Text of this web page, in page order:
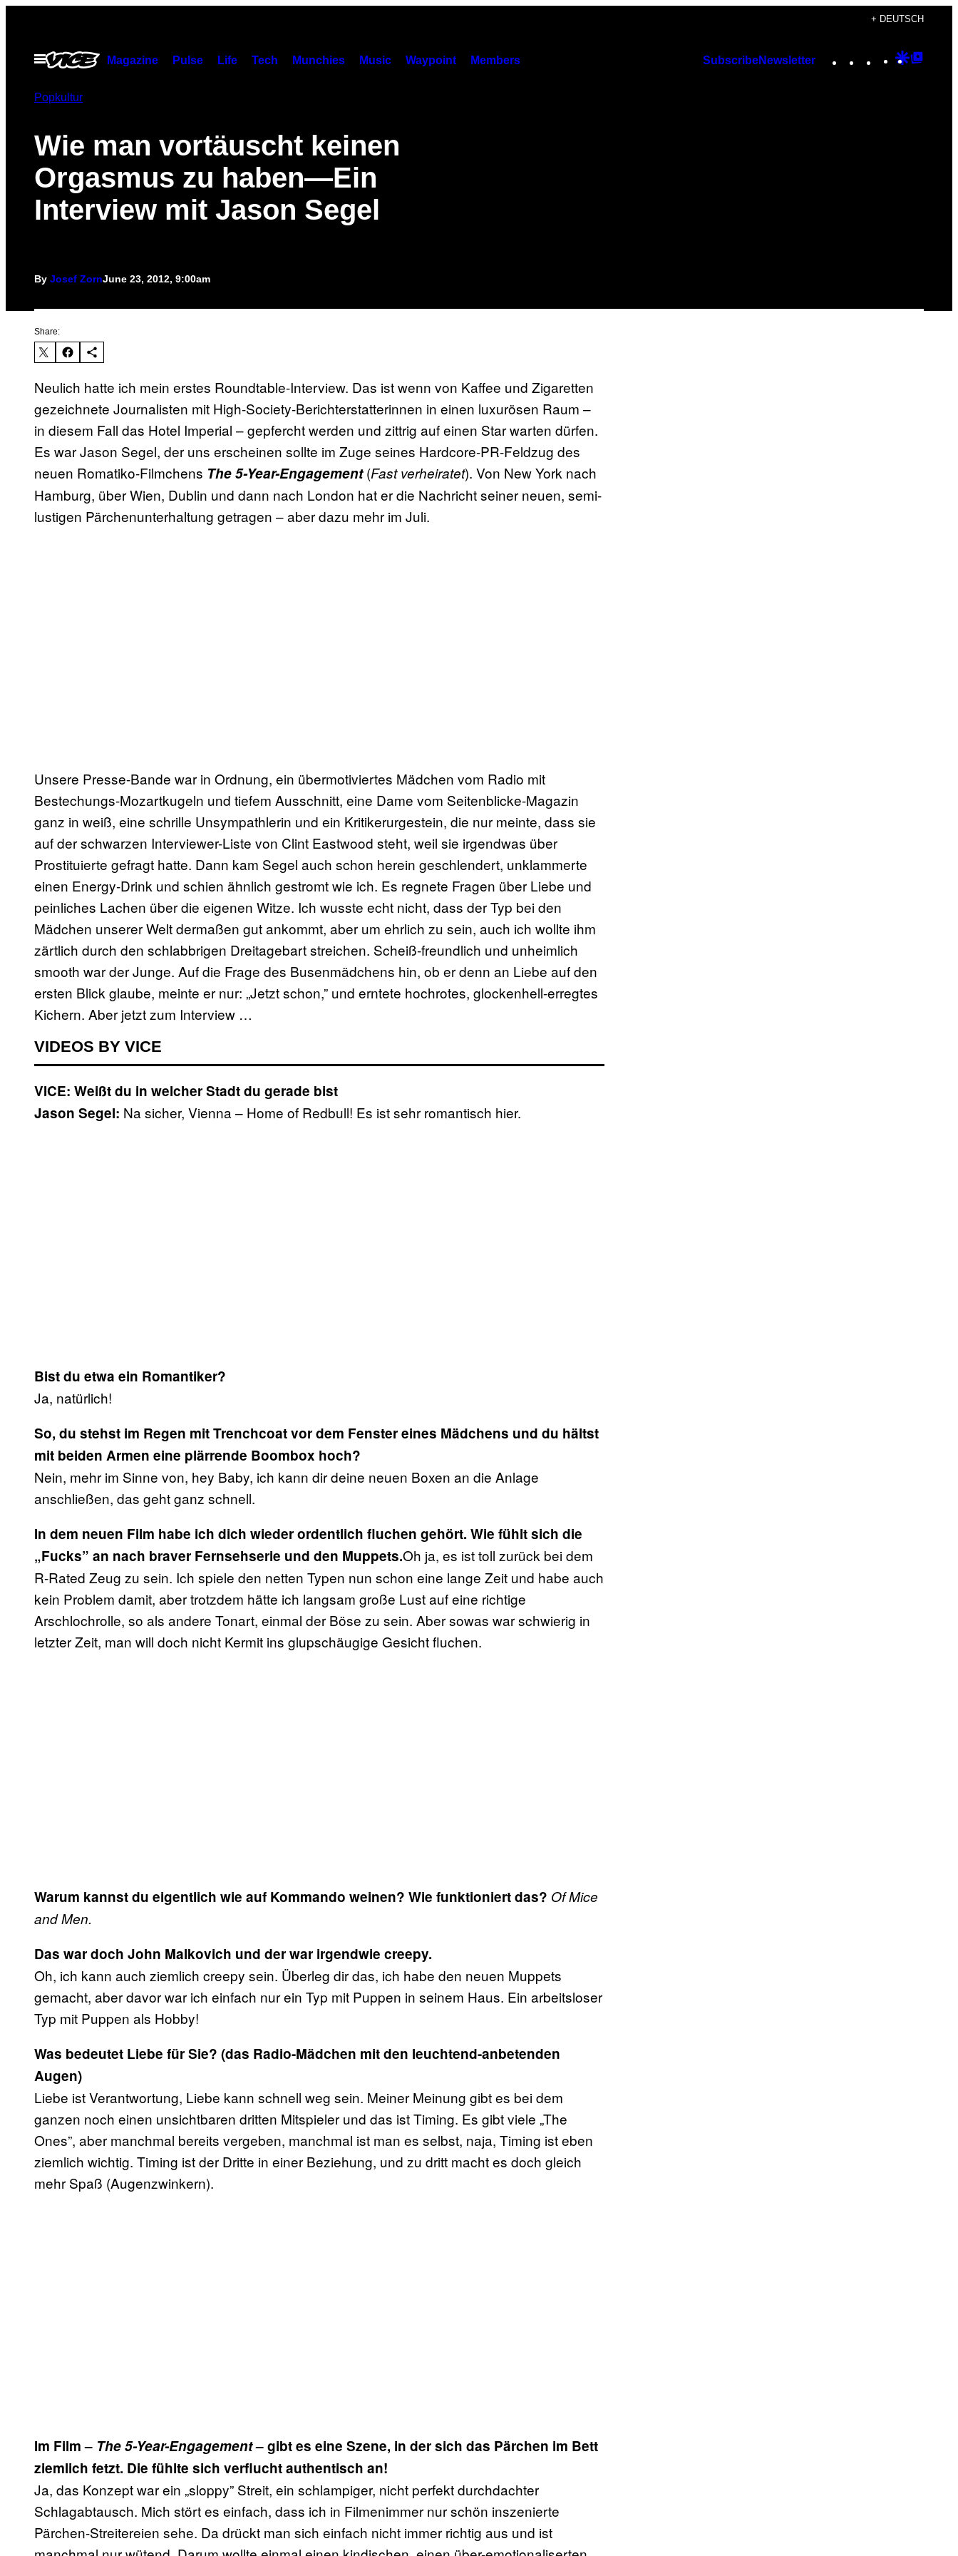
content
+ DEUTSCH
Open
Menu
Magazine Pulse Life Tech Munchies Music Waypoint Members SubscribeNewsletter Instagram
TikTok
YouTube
Google
Popkultur
Wie man vortäuscht keinen
Orgasmus zu haben—Ein
Interview mit Jason Segel
By Josef ZornJune 23, 2012, 9:00am
Share:
Neulich hatte ich mein erstes Roundtable-Interview. Das ist wenn von Kaffee und Zigaretten
gezeichnete Journalisten mit High-Society-Berichterstatterinnen in einen luxurösen Raum –
in diesem Fall das Hotel Imperial – gepfercht werden und zittrig auf einen Star warten dürfen.
Es war Jason Segel, der uns erscheinen sollte im Zuge seines Hardcore-PR-Feldzug des
neuen Romatiko-Filmchens The 5-Year-Engagement(Fast verheiratet). Von New York nach
Hamburg, über Wien, Dublin und dann nach London hat er die Nachricht seiner neuen, semi-
lustigen Pärchenunterhaltung getragen – aber dazu mehr im Juli.
Unsere Presse-Bande war in Ordnung, ein übermotiviertes Mädchen vom Radio mit
Bestechungs-Mozartkugeln und tiefem Ausschnitt, eine Dame vom Seitenblicke-Magazin
ganz in weiß, eine schrille Unsympathlerin und ein Kritikerurgestein, die nur meinte, dass sie
auf der schwarzen Interviewer-Liste von Clint Eastwood steht, weil sie irgendwas über
Prostituierte gefragt hatte. Dann kam Segel auch schon herein geschlendert, unklammerte
einen Energy-Drink und schien ähnlich gestromt wie ich. Es regnete Fragen über Liebe und
peinliches Lachen über die eigenen Witze. Ich wusste echt nicht, dass der Typ bei den
Mädchen unserer Welt dermaßen gut ankommt, aber um ehrlich zu sein, auch ich wollte ihm
zärtlich durch den schlabbrigen Dreitagebart streichen. Scheiß-freundlich und unheimlich
smooth war der Junge. Auf die Frage des Busenmädchens hin, ob er denn an Liebe auf den
ersten Blick glaube, meinte er nur: „Jetzt schon,” und erntete hochrotes, glockenhell-erregtes
Kichern. Aber jetzt zum Interview …
VIDEOS BY VICE
VICE: Weißt du in welcher Stadt du gerade bist
Jason Segel: Na sicher, Vienna – Home of Redbull! Es ist sehr romantisch hier.
Bist du etwa ein Romantiker?
Ja, natürlich!
So, du stehst im Regen mit Trenchcoat vor dem Fenster eines Mädchens und du hältst
mit beiden Armen eine plärrende Boombox hoch?
Nein, mehr im Sinne von, hey Baby, ich kann dir deine neuen Boxen an die Anlage
anschließen, das geht ganz schnell.
In dem neuen Film habe ich dich wieder ordentlich fluchen gehört. Wie fühlt sich die
„Fucks” an nach braver Fernsehserie und den Muppets.Oh ja, es ist toll zurück bei dem
R-Rated Zeug zu sein. Ich spiele den netten Typen nun schon eine lange Zeit und habe auch
kein Problem damit, aber trotzdem hätte ich langsam große Lust auf eine richtige
Arschlochrolle, so als andere Tonart, einmal der Böse zu sein. Aber sowas war schwierig in
letzter Zeit, man will doch nicht Kermit ins glupschäugige Gesicht fluchen.
Warum kannst du eigentlich wie auf Kommando weinen? Wie funktioniert das? Of Mice
and Men.
Das war doch John Malkovich und der war irgendwie creepy.
Oh, ich kann auch ziemlich creepy sein. Überleg dir das, ich habe den neuen Muppets
gemacht, aber davor war ich einfach nur ein Typ mit Puppen in seinem Haus. Ein arbeitsloser
Typ mit Puppen als Hobby!
Was bedeutet Liebe für Sie? (das Radio-Mädchen mit den leuchtend-anbetenden
Augen)
Liebe ist Verantwortung, Liebe kann schnell weg sein. Meiner Meinung gibt es bei dem
ganzen noch einen unsichtbaren dritten Mitspieler und das ist Timing. Es gibt viele „The
Ones”, aber manchmal bereits vergeben, manchmal ist man es selbst, naja, Timing ist eben
ziemlich wichtig. Timing ist der Dritte in einer Beziehung, und zu dritt macht es doch gleich
mehr Spaß (Augenzwinkern).
Im Film – The 5-Year-Engagement– gibt es eine Szene, in der sich das Pärchen im Bett
ziemlich fetzt. Die fühlte sich verflucht authentisch an!
Ja, das Konzept war ein „sloppy” Streit, ein schlampiger, nicht perfekt durchdachter
Schlagabtausch. Mich stört es einfach, dass ich in Filmenimmer nur schön inszenierte
Pärchen-Streitereien sehe. Da drückt man sich einfach nicht immer richtig aus und ist